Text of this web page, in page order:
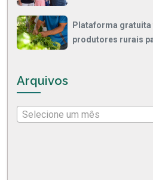
Plataforma
produtores rurais
Arquivos
Selecione um mês